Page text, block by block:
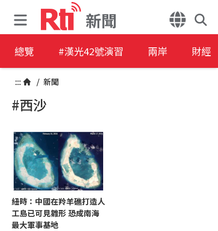
新聞
總覽 #漢光42號演習 兩岸 財經
::: / 新聞
#西沙
紐時：中國在羚羊礁打造人
工島已可見雛形 恐成南海
最大軍事基地